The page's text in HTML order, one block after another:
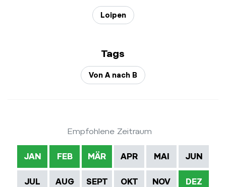
Loipen
Tags
Von A nach B
Empfohlene Zeitraum
JAN FEB MÄR APR MAI JUN
JUL AUG SEPT OKT NOV DEZ